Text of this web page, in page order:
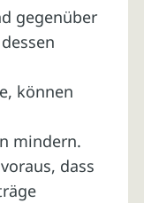
gegenüber
können
mindern.
dass